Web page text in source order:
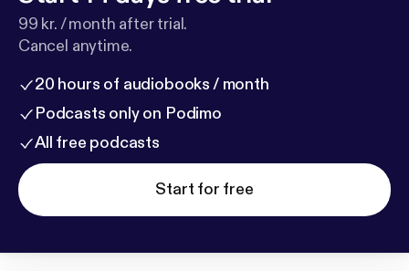
99 kr. / month after trial.
Cancel anytime.
20 hours of audiobooks / month
Podcasts only on Podimo
All free podcasts
Start for free